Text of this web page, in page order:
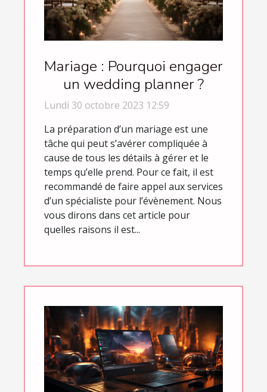
Mariage : Pourquoi engager
un wedding planner ?
Lundi 30 octobre 2023 12:59
La préparation d’un mariage est une
tâche qui peut s’avérer compliquée à
cause de tous les détails à gérer et le
temps qu’elle prend. Pour ce fait, il est
recommandé de faire appel aux services
d’un spécialiste pour l’évènement. Nous
vous dirons dans cet article pour
quelles raisons il est...